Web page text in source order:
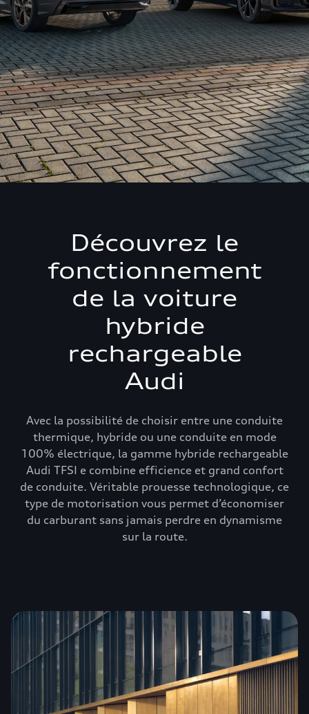
Découvrez le
fonctionnement
de la voiture
hybride
rechargeable
Audi
Avec la possibilité de choisir entre une conduite
thermique, hybride ou une conduite en mode
100% électrique, la gamme hybride rechargeable
Audi TFSI e combine efficience et grand confort
de conduite. Véritable prouesse technologique, ce
type de motorisation vous permet d’économiser
du carburant sans jamais perdre en dynamisme
sur la route.